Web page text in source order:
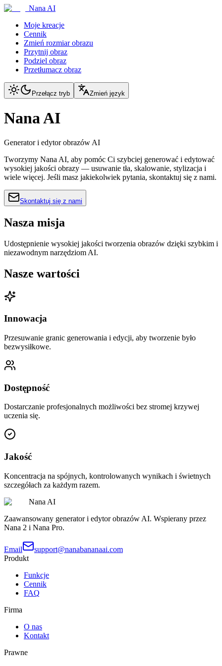
Nana AI
Moje kreacje
Cennik
Zmień rozmiar obrazu
Przytnij obraz
Podziel obraz
Przetłumacz obraz
Przełącz tryb Zmień język
Nana AI
Generator i edytor obrazów AI
Tworzymy Nana AI, aby pomóc Ci szybciej generować i edytować
wysokiej jakości obrazy — usuwanie tła, skalowanie, stylizacja i
wiele więcej. Jeśli masz jakiekolwiek pytania, skontaktuj się z nami.
Skontaktuj się z nami
Nasza misja
Udostępnienie wysokiej jakości tworzenia obrazów dzięki szybkim i
niezawodnym narzędziom AI.
Nasze wartości
Innowacja
Przesuwanie granic generowania i edycji, aby tworzenie było
bezwysiłkowe.
Dostępność
Dostarczanie profesjonalnych możliwości bez stromej krzywej
uczenia się.
Jakość
Koncentracja na spójnych, kontrolowanych wynikach i świetnych
szczegółach za każdym razem.
Nana AI
Zaawansowany generator i edytor obrazów AI. Wspierany przez
Nana 2 i Nana Pro.
Email
support@nanabananaai.com
Produkt
Funkcje
Cennik
FAQ
Firma
O nas
Kontakt
Prawne